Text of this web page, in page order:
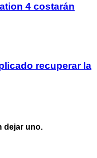
4 costarán
recuperar la
dejar uno.